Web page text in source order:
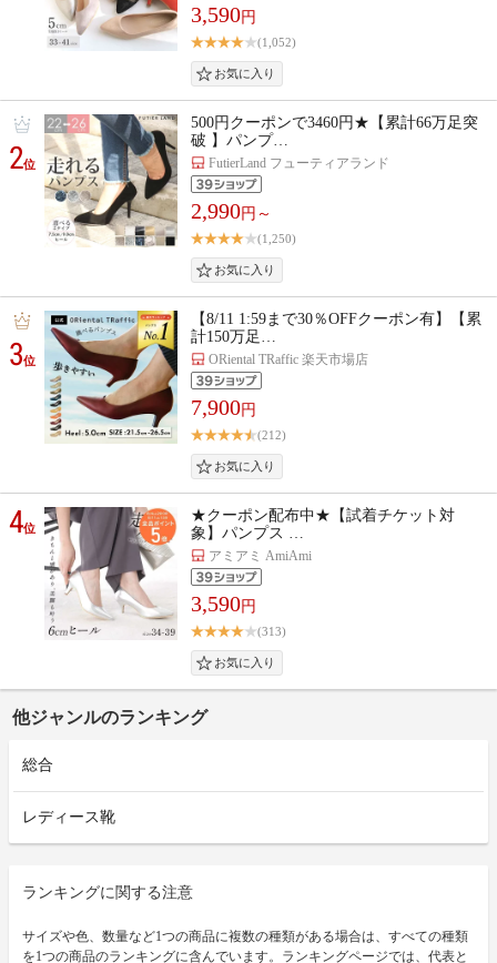
3,590円
(1,052)
2位
500円クーポンで3460円★【累計66万足突
破 】パンプ…
FutierLand フューティアランド
2,990円～
(1,250)
3位
【8/11 1:59まで30％OFFクーポン有】【累
計150万足…
ORiental TRaffic 楽天市場店
7,900円
(212)
4位
★クーポン配布中★【試着チケット対
象】パンプス …
アミアミ AmiAmi
3,590円
(313)
他ジャンルのランキング
総合
レディース靴
ランキングに関する注意
サイズや色、数量など1つの商品に複数の種類がある場合は、すべての種類
を1つの商品のランキングに含んでいます。ランキングページでは、代表と